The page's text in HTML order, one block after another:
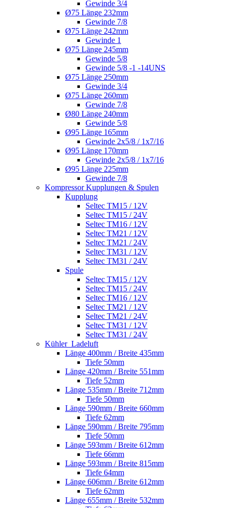
Gewinde 3/4
Ø75 Länge 232mm
Gewinde 7/8
Ø75 Länge 242mm
Gewinde 1
Ø75 Länge 245mm
Gewinde 5/8
Gewinde 5/8 -1 -14UNS
Ø75 Länge 250mm
Gewinde 3/4
Ø75 Länge 260mm
Gewinde 7/8
Ø80 Länge 240mm
Gewinde 5/8
Ø95 Länge 165mm
Gewinde 2x5/8 / 1x7/16
Ø95 Länge 170mm
Gewinde 2x5/8 / 1x7/16
Ø95 Länge 225mm
Gewinde 7/8
Kompressor Kupplungen & Spulen
Kupplung
Seltec TM15 / 12V
Seltec TM15 / 24V
Seltec TM16 / 12V
Seltec TM21 / 12V
Seltec TM21 / 24V
Seltec TM31 / 12V
Seltec TM31 / 24V
Spule
Seltec TM15 / 12V
Seltec TM15 / 24V
Seltec TM16 / 12V
Seltec TM21 / 12V
Seltec TM21 / 24V
Seltec TM31 / 12V
Seltec TM31 / 24V
Kühler_Ladeluft
Länge 400mm / Breite 435mm
Tiefe 50mm
Länge 420mm / Breite 551mm
Tiefe 52mm
Länge 535mm / Breite 712mm
Tiefe 50mm
Länge 590mm / Breite 660mm
Tiefe 62mm
Länge 590mm / Breite 795mm
Tiefe 50mm
Länge 593mm / Breite 612mm
Tiefe 66mm
Länge 593mm / Breite 815mm
Tiefe 64mm
Länge 606mm / Breite 612mm
Tiefe 62mm
Länge 655mm / Breite 532mm